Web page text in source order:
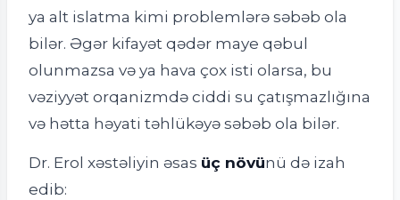
ya alt islatma kimi problemlərə səbəb ola
bilər. Əgər kifayət qədər maye qəbul
olunmazsa və ya hava çox isti olarsa, bu
vəziyyət orqanizmdə ciddi su çatışmazlığına
və hətta həyati təhlükəyə səbəb ola bilər.
Dr. Erol xəstəliyin əsas üç növünü də izah
edib: